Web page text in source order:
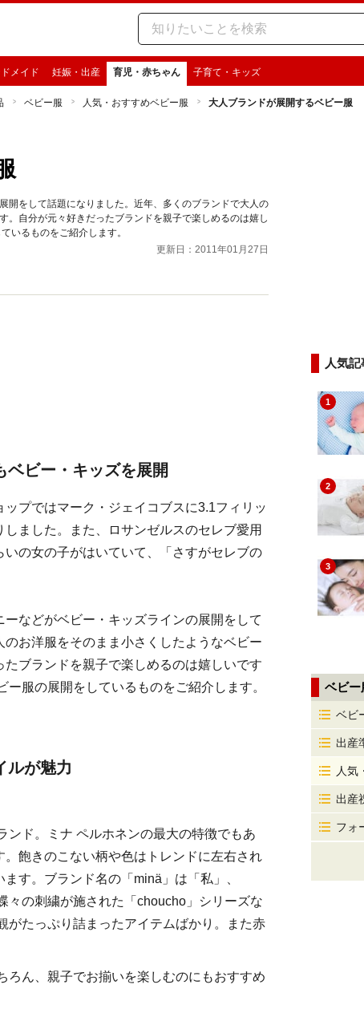
メイド 妊娠・出産 育児・赤ちゃん 子育て・キッズ
ベビー服 人気・おすすめベビー服 大人ブランドが展開するベビー服
開をして話題になりました。近年、多くのブランドで大人の
。自分が元々好きだったブランドを親子で楽しめるのは嬉し
いるものをご紹介します。
更新日：2011年01月27日
ビー・キッズを展開
プではマーク・ジェイコブスに3.1フィリッ
ました。また、ロサンゼルスのセレブ愛用
の女の子がはいていて、「さすがセレブの
などがベビー・キッズラインの展開をして
お洋服をそのまま小さくしたようなベビー
ブランドを親子で楽しめるのは嬉しいです
服の展開をしているものをご紹介します。
ルが魅力
ンド。ミナ ペルホネンの最大の特徴でもあ
飽きのこない柄や色はトレンドに左右され
す。ブランド名の「minä」は「私」、
々の刺繍が施された「choucho」シリーズな
がたっぷり詰まったアイテムばかり。また赤
ろん、親子でお揃いを楽しむのにもおすすめ
人気
1
2
3
ベビー
ベビ
出産
人気
出産
フォ